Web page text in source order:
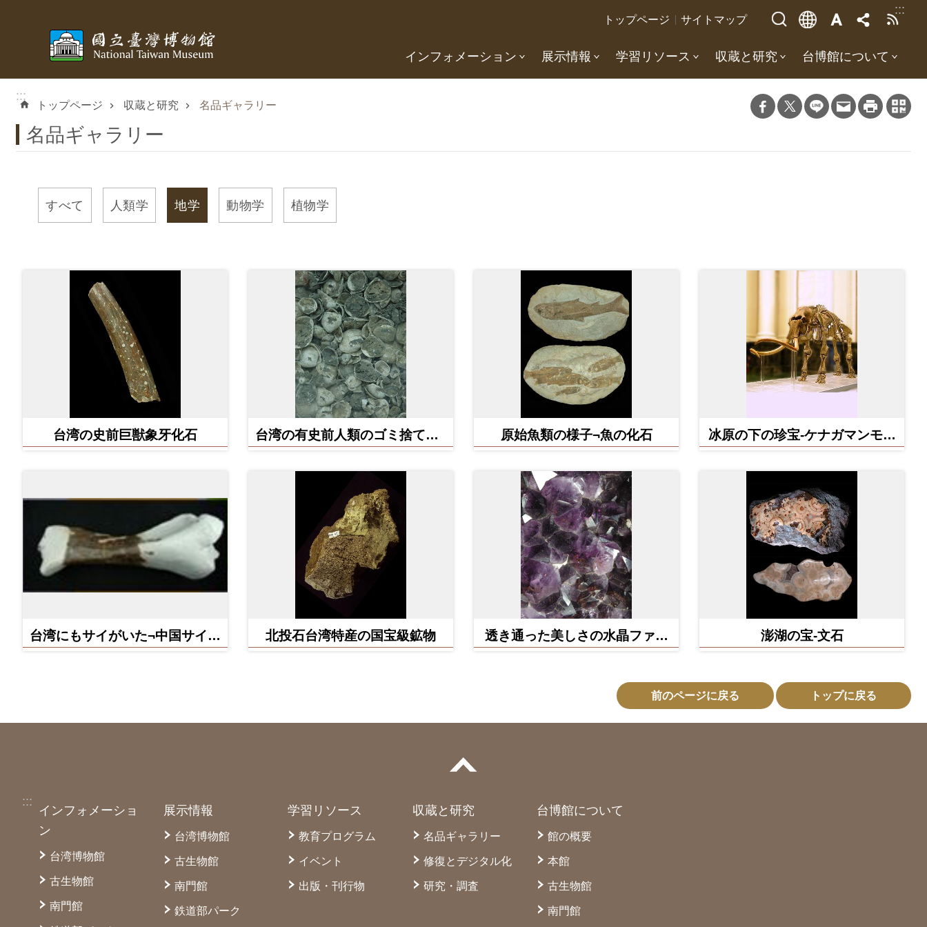
:::
トップページ サイトマップ
インフォメーション 展示情報 学習リソース 収蔵と研究 台博館について
:::
トップページ 収蔵と研究 名品ギャラリー
名品ギャラリー
すべて 人類学 地学 動物学 植物学
台湾の史前巨獣象牙化石
台湾の有史前人類のゴミ捨て場¬
原始魚類の様子¬魚の化石
冰原の下の珍宝-ケナガマンモス
台湾にもサイがいた¬中国サイ早
北投石台湾特産の国宝級鉱物
透き通った美しさの水晶ファミ
澎湖の宝-文石
前のページに戻る トップに戻る
:::
インフォメーショ
ン
台湾博物館
古生物館
南門館
展示情報
台湾博物館
古生物館
南門館
鉄道部パーク
学習リソース
教育プログラム
イベント
出版・刊行物
収蔵と研究
名品ギャラリー
修復とデジタル化
研究・調査
台博館について
館の概要
本館
古生物館
南門館